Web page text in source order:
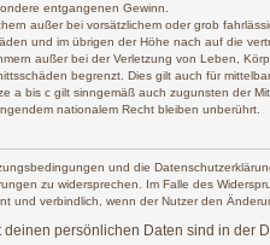
entgangenen Gewinn.
außer bei vorsätzlichem oder grob
und im übrigen der Höhe nach auf die
außer bei der Verletzung von Leben,
begrenzt. Dies gilt auch für
a bis c gilt sinngemäß auch zugunsten der
nationalem Recht bleiben unberührt.
und die
zu widersprechen. Im Falle des
und verbindlich, wenn der Nutzer den
deinen persönlichen Daten sind in der